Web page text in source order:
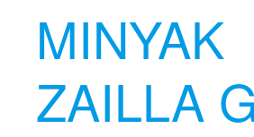
MINYAK
ZAILLA